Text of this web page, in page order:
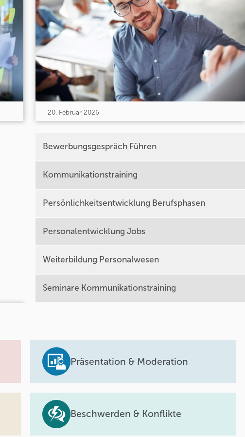
20. Februar 2026
Bewerbungsgespräch Führen
Kommunikationstraining
Persönlichkeitsentwicklung Berufsphasen
Personalentwicklung Jobs
Weiterbildung Personalwesen
Seminare Kommunikationstraining
Präsentation & Moderation
Beschwerden & Konflikte